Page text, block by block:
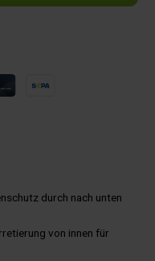
durch nach unten
von innen für